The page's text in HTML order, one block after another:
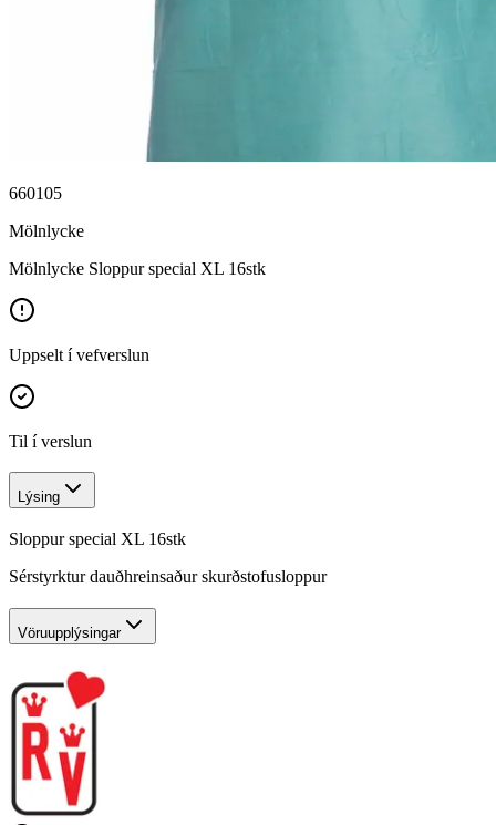
660105
Mölnlycke
Mölnlycke Sloppur special XL 16stk
Uppselt í vefverslun
Til í verslun
Lýsing
Sloppur special XL 16stk
Sérstyrktur dauðhreinsaður skurðstofusloppur
Vöruupplýsingar